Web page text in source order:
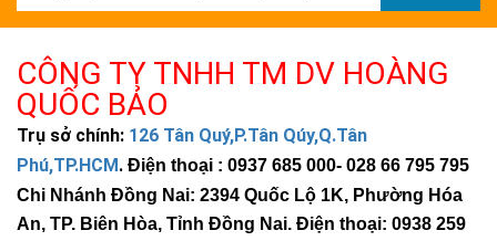
CÔNG TY TNHH TM DV HOÀNG
QUỐC BẢO
Trụ sở chính: 126 Tân Quý,P.Tân Qúy,Q.Tân
Phú,TP.HCM. Điện thoại : 0937 685 000- 028 66 795 795
Chi Nhánh Đồng Nai: 2394 Quốc Lộ 1K, Phường Hóa
An, TP. Biên Hòa, Tỉnh Đồng Nai. Điện thoại: 0938 259